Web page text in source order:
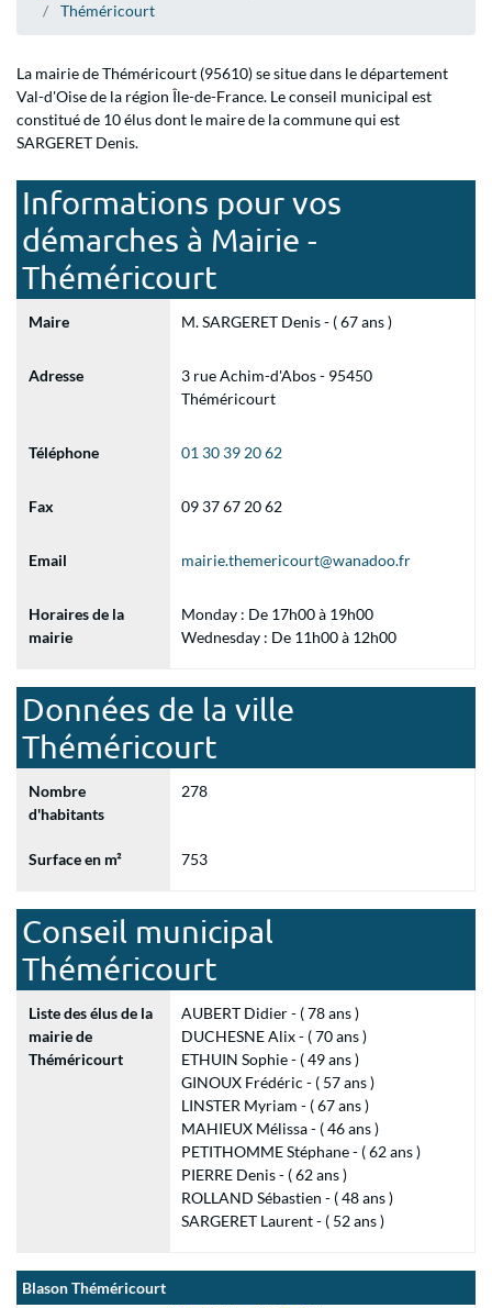
Théméricourt
La mairie de Théméricourt (95610) se situe dans le département
Val-d'Oise de la région Île-de-France. Le conseil municipal est
constitué de 10 élus dont le maire de la commune qui est
SARGERET Denis.
Informations pour vos
démarches à Mairie -
Théméricourt
Maire M. SARGERET Denis - ( 67 ans )
Adresse
3 rue Achim-d'Abos - 95450
Théméricourt
Téléphone 01 30 39 20 62
Fax 09 37 67 20 62
Email mairie.themericourt@wanadoo.fr
Horaires de la
mairie
Monday : De 17h00 à 19h00
Wednesday : De 11h00 à 12h00
Données de la ville
Théméricourt
Nombre
d'habitants
278
Surface en m² 753
Conseil municipal
Théméricourt
Liste des élus de la
mairie de
Théméricourt
AUBERT Didier - ( 78 ans )
DUCHESNE Alix - ( 70 ans )
ETHUIN Sophie - ( 49 ans )
GINOUX Frédéric - ( 57 ans )
LINSTER Myriam - ( 67 ans )
MAHIEUX Mélissa - ( 46 ans )
PETITHOMME Stéphane - ( 62 ans )
PIERRE Denis - ( 62 ans )
ROLLAND Sébastien - ( 48 ans )
SARGERET Laurent - ( 52 ans )
Blason Théméricourt